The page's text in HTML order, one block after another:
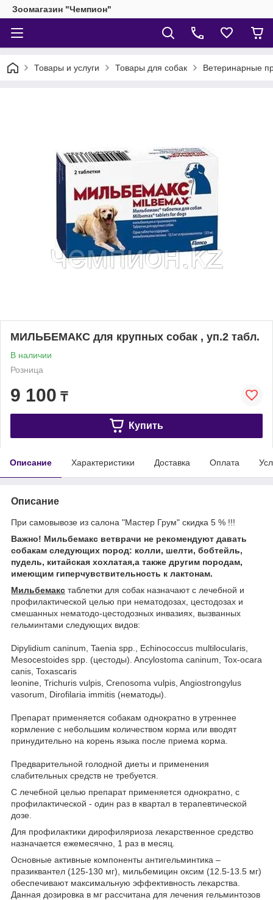
Зоомагазин "Чемпион"
Товары и услуги Товары для собак Ветеринарные
МИЛЬБЕМАКС для крупных собак , уп.2 табл.
В наличии
Розница
9 100 ₸
Купить
Описание Характеристики Доставка Оплата
Описание
При самовывозе из салона "Мастер Грум" скидка 5 % !!!
Важно! Мильбемакс ветврачи не рекомендуют давать
собакам следующих пород: колли, шелти, бобтейль,
пудель, китайская хохлатая,а также другим породам,
имеющим гиперчувствительность к лактонам.
Мильбемакс таблетки для собак назначают с лечебной и
профилактической целью при нематодозах, цестодозах и
смешанных нематодо-цестодозных инвазиях, вызванных
гельминтами следующих видов:
Dipylidium caninum, Taenia spp., Echinococcus multilocularis,
Mesocestoides spp. (цестоды). Ancylostoma caninum, Tox-ocara
canis, Toxascaris
leonine, Trichuris vulpis, Crenosoma vulpis, Angiostrongylus
vasorum, Dirofilaria immitis (нематоды).
Препарат применяется собакам однократно в утреннее
кормление с небольшим количеством корма или вводят
принудительно на корень языка после приема корма.
Предварительной голодной диеты и применения
слабительных средств не требуется.
С лечебной целью препарат применяется однократно, с
профилактической - один раз в квартал в терапевтической
дозе.
Для профилактики дирофиляриоза лекарственное средство
назначается ежемесячно, 1 раз в месяц.
Основные активные компоненты антигельминтика –
празиквантел (125-130 мг), мильбемицин оксим (12.5-13.5 мг)
обеспечивают максимальную эффективность лекарства.
Данная дозировка в мг рассчитана для лечения гельминтозов